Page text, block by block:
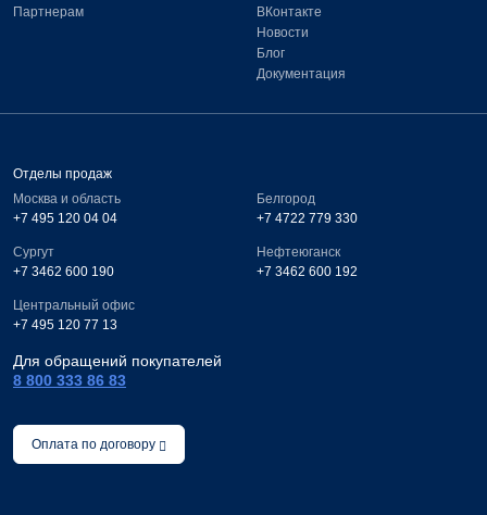
Партнерам
ВКонтакте
Новости
Блог
Документация
Отделы продаж
Москва и область
+7 495 120 04 04
Белгород
+7 4722 779 330
Сургут
+7 3462 600 190
Нефтеюганск
+7 3462 600 192
Центральный офис
+7 495 120 77 13
Для обращений покупателей
8 800 333 86 83
Оплата по договору